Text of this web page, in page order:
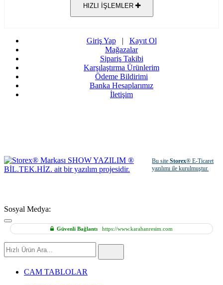
HIZLI İŞLEMLER
Giriş Yap| Kayıt Ol
Mağazalar
Sipariş Takibi
Karşılaştırma Ürünlerim
Ödeme Bildirimi
Banka Hesaplarımız
İletişim
Bu siteStorex® E-Ticaret
yazılımı ile kurulmuştur.
Sosyal Medya:
Güvenli Bağlantı https://www.karahanresim.com
Hızlı
Ürün
CAM TABLOLAR